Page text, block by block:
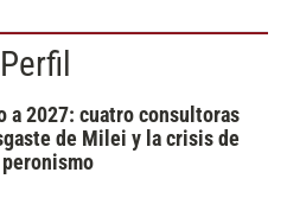
a 2027: cuatro consultoras
de Milei y la crisis de